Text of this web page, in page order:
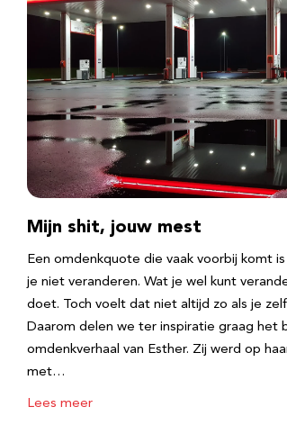
Mijn shit, jouw mest
Een omdenkquote die vaak voorbij komt
je niet veranderen. Wat je wel kunt
doet. Toch voelt dat niet altijd zo als je
Daarom delen we ter inspiratie graag het
omdenkverhaal van Esther. Zij werd op
met…
Lees meer